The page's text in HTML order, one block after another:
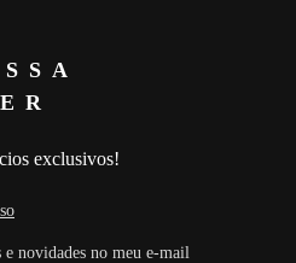
exclusivos!
novidades no meu e-mail